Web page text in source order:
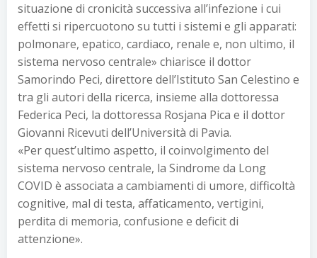
situazione di cronicità successiva all’infezione i cui
effetti si ripercuotono su tutti i sistemi e gli apparati:
polmonare, epatico, cardiaco, renale e, non ultimo, il
sistema nervoso centrale» chiarisce il dottor
Samorindo Peci, direttore dell’Istituto San Celestino e
tra gli autori della ricerca, insieme alla dottoressa
Federica Peci, la dottoressa Rosjana Pica e il dottor
Giovanni Ricevuti dell’Università di Pavia.
«Per quest’ultimo aspetto, il coinvolgimento del
sistema nervoso centrale, la Sindrome da Long
COVID è associata a cambiamenti di umore, difficoltà
cognitive, mal di testa, affaticamento, vertigini,
perdita di memoria, confusione e deficit di
attenzione».